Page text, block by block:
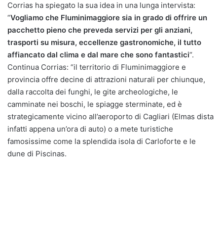
Corrias ha spiegato la sua idea in una lunga intervista:
“Vogliamo che Fluminimaggiore sia in grado di offrire un
pacchetto pieno che preveda servizi per gli anziani,
trasporti su misura, eccellenze gastronomiche, il tutto
affiancato dal clima e dal mare che sono fantastici“.
Continua Corrias: “il territorio di Fluminimaggiore e
provincia offre decine di attrazioni naturali per chiunque,
dalla raccolta dei funghi, le gite archeologiche, le
camminate nei boschi, le spiagge sterminate, ed è
strategicamente vicino all’aeroporto di Cagliari (Elmas dista
infatti appena un’ora di auto) o a mete turistiche
famosissime come la splendida isola di Carloforte e le
dune di Piscinas.